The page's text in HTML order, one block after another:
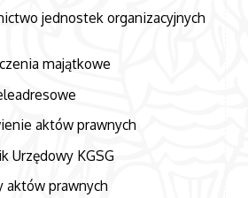
jednostek organizacyjnych
majątkowe
aktów prawnych
Urzędowy KGSG
aktów prawnych